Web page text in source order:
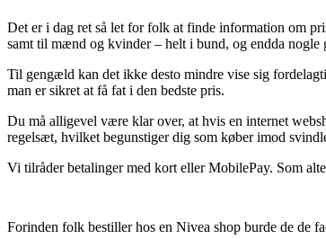
Det er i dag ret så let for folk at finde information om
samt til mænd og kvinder – helt i bund, og endda
Til gengæld kan det ikke desto mindre vise sig
man er sikret at få fat i den bedste pris.
Du må alligevel være klar over, at hvis en internet
regelsæt, hvilket begunstiger dig som køber imod
Vi tilråder betalinger med kort eller MobilePay. Som
Forinden folk bestiller hos en Nivea shop burde de de